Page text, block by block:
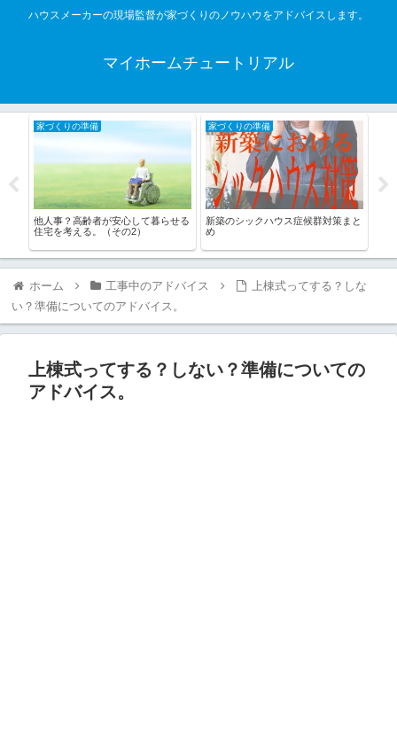
ハウスメーカーの現場監督が家づくりのノウハウをアドバイスします。
マイホームチュートリアル
家づくりの準備
他人事？高齢者が安心して暮らせる
住宅を考える。（その2）
家づくりの準備
新築のシックハウス症候群対策まと
め
ホーム 工事中のアドバイス
上棟式ってする？しな
い？準備についてのアドバイス。
上棟式ってする？しない？準備についての
アドバイス。